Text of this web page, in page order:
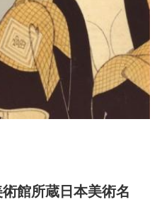
館所蔵日本美術名